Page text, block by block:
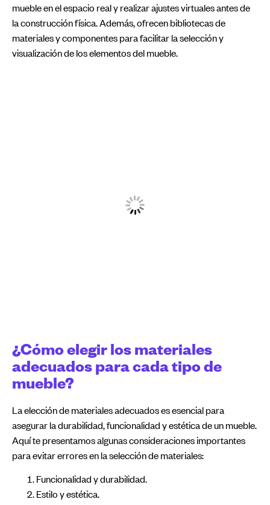
mueble en el espacio real y realizar ajustes virtuales antes de
la construcción física. Además, ofrecen bibliotecas de
materiales y componentes para facilitar la selección y
visualización de los elementos del mueble.
¿Cómo elegir los materiales
adecuados para cada tipo de
mueble?
La elección de materiales adecuados es esencial para
asegurar la durabilidad, funcionalidad y estética de un mueble.
Aquí te presentamos algunas consideraciones importantes
para evitar errores en la selección de materiales:
Funcionalidad y durabilidad.
Estilo y estética.